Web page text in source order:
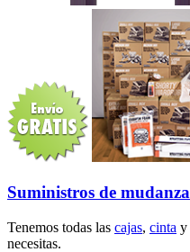
Suministros de mudanza
Tenemos todas las cajas, cinta y
necesitas.